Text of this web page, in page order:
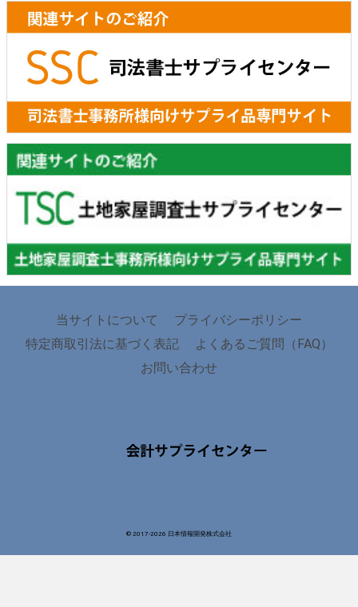
当サイトについて
プライバシーポリシー
特定商取引法に基づく表記
よくあるご質問（FAQ）
お問い合わせ
© 2017-2026 日本情報開発株式会社